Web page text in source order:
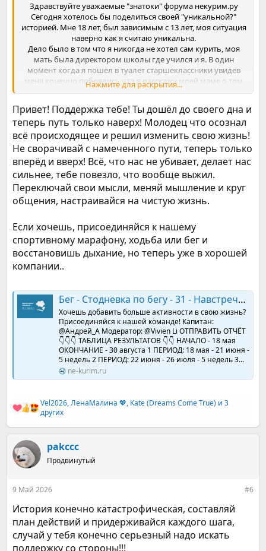
Здравствуйте уважаемые "знатоки" форума некурим.ру
Сегодня хотелось бы поделиться своей "уникальной?"
историей. Мне 18 лет, был зависимым с 13 лет, моя ситуация
наверно как я считаю уникальна.
Дело было в том что я никогда не хотел сам курить, моя
мать была директором школы где учился и я. В один
момент когда я пошел в туалет старшеклассники увидев
меня конечно побоялись что я расскажу моей маме о том
как они кидают "насвай"(табак сильнее сигареты в 4 раза)
на меня, так и с 13 лет я начал кидаться, потом с ним и
началоськурение(Прикол был в том что я начал курить
чтобы бросить насвай) потом конечно же пошли снюс,
связался с не той компанией началось и
карб,бензин(токсикомания),алкогольи все это.
И вот в 18 лет, я решил бросить все, в связи с "здоровьем"
(Отдышка после минуты бега, 32 зуба - в живых только 2-3,
нужно за лечени примерно миллион тенге), воодушевился
с этого форума, потому что большинство здесь по 30+, а
Стрит):
Насвай- чтобы проснуться, заснуть, сходить в туалет(было
дни когда я почти наложил в штаны но терпеливо шел
километр в магазин чтобы сходить в туалет)
Сигареты
некультурно).
Карб
- обязательно после тренировки чтобы расслабить
тело.
- после тренировки, когда карб надоедает или нет
тяги идти в заброшки.
- 2-3 раза в неделю чисто чтобы по душам открыться с
друзьями и весело было
И ВОТ ГОСПОДА, Спасибо если вы прочитали мою историю,
иногда я плачу и жалею что этого бы не было если бы в тот
книгу Аллена Карра(Легкий способ Бросить курить), и
излил наверное "душу" описав свою проблему в форуме.
Заранее спасибо за поддержку.​
Нажмите для раскрытия...
Привет! Поддержка тебе! Ты дошёл до своего дна и
теперь путь только наверх! Молодец что осознал
всё происходящее и решил изменить свою жизнь!
Не сворачивай с намеченного пути, теперь только
вперёд и вверх! Всё, что нас не убивает, делает нас
сильнее, тебе повезло, что вообще выжил.
Переключай свои мысли, меняй мышление и круг
общения, настраивайся на чистую жизнь.
Если хочешь, присоединяйся к нашему
спортивному марафону, ходьба или бег и
восстановишь дыхание, но теперь уже в хорошей
компании..
Бег - Стодневка по бегу - 31 - Навстречу солнцу! ☀️🏃‍♀️🚲 🏊‍♀️
Хочешь добавить больше активности в свою жизнь?
Присоединяйся к нашей команде! Капитан:
@Андрей_А Модератор: @Vivien Li ОТПРАВИТЬ ОТЧЁТ
👇👇👇 ТАБЛИЦА РЕЗУЛЬТАТОВ 👇👇 НАЧАЛО - 18 мая
ОКОНЧАНИЕ - 30 августа 1 ПЕРИОД: 18 мая - 21 июня -
5 недель 2 ПЕРИОД: 22 июня - 26 июля - 5 недель 3...
ne-kurim.ru
Р
а
ц
и
Vel2026,ЛенаМалина 💖, Kate (Dreams Come True) и 3
других
pakccc
Продвинутый
9 Май 2026 #6
История конечно катастрофическая, составляй
план действий и придерживайся каждого шага,
случай у тебя конечно серьезный надо искать
поддержку со стороны!!!